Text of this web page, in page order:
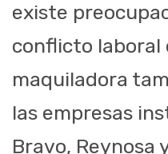
existe
conflicto laboral
maquiladora
las empresas
Bravo, Reynosa